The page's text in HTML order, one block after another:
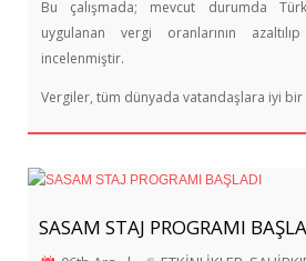
Bu çalışmada; mevcut durumda
uygulanan vergi oranlarının azaltılıp
incelenmiştir.
Vergiler, tüm dünyada vatandaşlara iyi bir
SASAM STAJ PROGRAMI